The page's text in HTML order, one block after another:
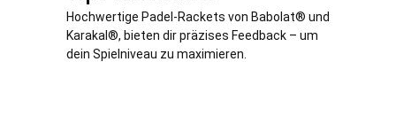
Hochwertige Padel-Rackets von Babolat® und
Karakal®, bieten dir präzises Feedback – um
dein Spielniveau zu maximieren.